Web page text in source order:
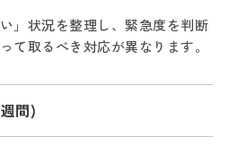
」状況を整理し、緊急度を判断
て取るべき対応が異なります。
間)